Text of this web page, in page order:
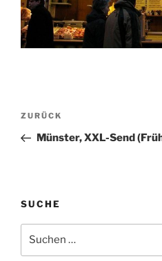
Beitragsnavigation
Vorheriger
Beitrag
ZURÜCK
Münster, XXL-Send
SUCHE
nach: